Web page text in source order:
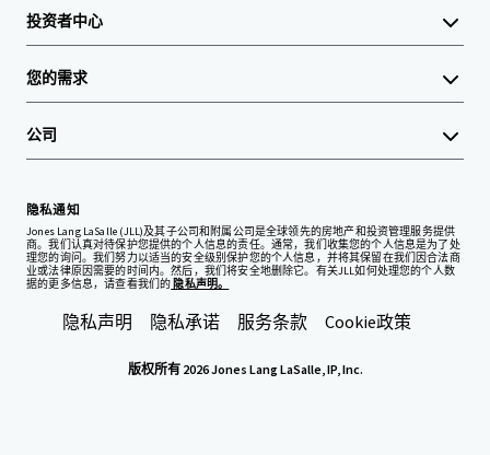
投资者中心
您的需求
公司
隐私通知
Jones Lang LaSalle (JLL)及其子公司和附属公司是全球领先的房地产和投资管理服务提供
商。我们认真对待保护您提供的个人信息的责任。通常，我们收集您的个人信息是为了处
理您的询问。我们努力以适当的安全级别保护您的个人信息，并将其保留在我们因合法商
业或法律原因需要的时间内。然后，我们将安全地删除它。有关JLL如何处理您的个人数
据的更多信息，请查看我们的 隐私声明。
隐私声明 隐私承诺 服务条款 Cookie政策
版权所有 2026 Jones Lang LaSalle, IP, Inc.